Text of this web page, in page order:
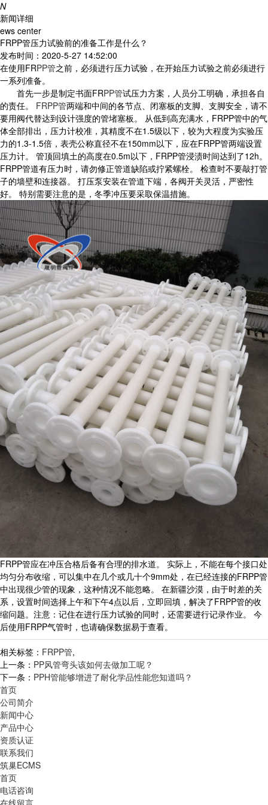
N
新闻详细
ews center
FRPP管压力试验前的准备工作是什么？
发布时间：2020-5-27 14:52:00
在使用FRPP管之前，必须进行压力试验，在开始压力试验之前必须进行
一系列准备。
首先一步是制定书面FRPP管试压力方案，人员分工明确，承担各自
的责任。 FRPP管两端和中间的各节点、闭塞板的支脚、支脚安全，请不
要用阀代替达到设计强度的管堵塞板。 从低到高充满水，FRPP管中的气
体全部排出，压力计校准，其精度不在1.5级以下，较为大程度为实验压
力的1.3-1.5倍，表壳公称直径不在150mm以下，应在FRPP管两端设置
压力计。 管顶回填土的高度在0.5m以下，FRPP管浸渍时间达到了12h。
FRPP管道有压力时，请勿修正管道缺陷或拧紧螺栓。 检查时不要敲打管
子的墙壁和连接器。 打压泵安装在管道下端，各阀开关灵活，严密性
好。 特别需要注意的是，冬季冲压要采取保温措施。
FRPP管应在冲压合格后备有合理的排水道。 实际上，不能在每个接口处
均匀分布收缩，可以集中在几个或几十个9mm处，在已经连接的FRPP管
中出现很少管的现象，这种情况不能忽略。 在新疆沙漠，由于时差的关
系，设置时间选择上午和下午4点以后，立即回填，解决了FRPP管的收
缩问题。注意：记住在进行压力试验的同时，还需要进行记录作业。 今
后使用FRPP气管时，也请确保数据易于查看。
相关标签： FRPP管,
上一条： PP风管弯头该如何去做加工呢？
下一条： PPH管能够增进了耐化学品性能您知道吗？
首页
公司简介
新闻中心
产品中心
资质认证
联系我们
筑巢ECMS
首页
电话咨询